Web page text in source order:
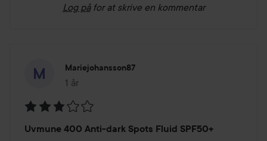
Log på for at skrive en kommentar
Mariejohansson87
1 år
Posten blev oprettet 1 år
3
Uvmune 400 Anti-dark Spots Fluid SPF50+